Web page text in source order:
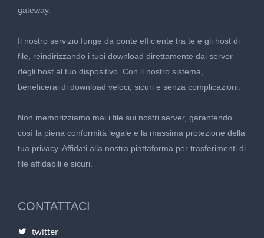
gateway.
Il nostro servizio funge da ponte efficiente tra te e gli host di
file, reindirizzando i tuoi download direttamente dai server
degli host al tuo dispositivo. Con il nostro sistema,
beneficerai di download veloci, sicuri e senza complicazioni.
Non memorizziamo mai i file sui nostri server, garantendo
così la piena conformità legale e la massima protezione della
tua privacy. Affidati alla nostra piattaforma per trasferimenti di
file affidabili e sicuri.
CONTATTACI
twitter